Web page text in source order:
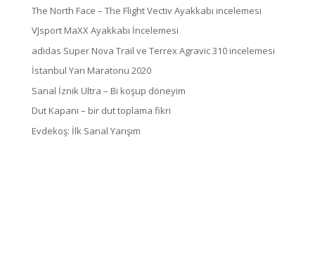
The North Face – The Flight Vectiv Ayakkabı incelemesi
VJsport MaXX Ayakkabı İncelemesi
adidas Super Nova Trail ve Terrex Agravic 310 incelemesi
İstanbul Yarı Maratonu 2020
Sanal İznik Ultra – Bi koşup döneyim
Dut Kapanı – bir dut toplama fikri
Evdekoş: İlk Sanal Yarışım